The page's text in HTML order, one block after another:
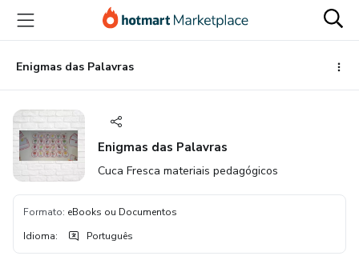
para
conteúdo
principal
para
pagamento
para
rodapé
Enigmas das Palavras
Enigmas das Palavras
Cuca Fresca materiais pedagógicos
Formato: eBooks ou Documentos
Idioma: Português